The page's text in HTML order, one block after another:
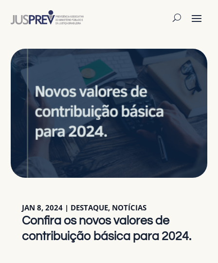
Confira os novos valores de
contribuição básica para 2024.
JAN 8, 2024| DESTAQUE, NOTÍCIAS